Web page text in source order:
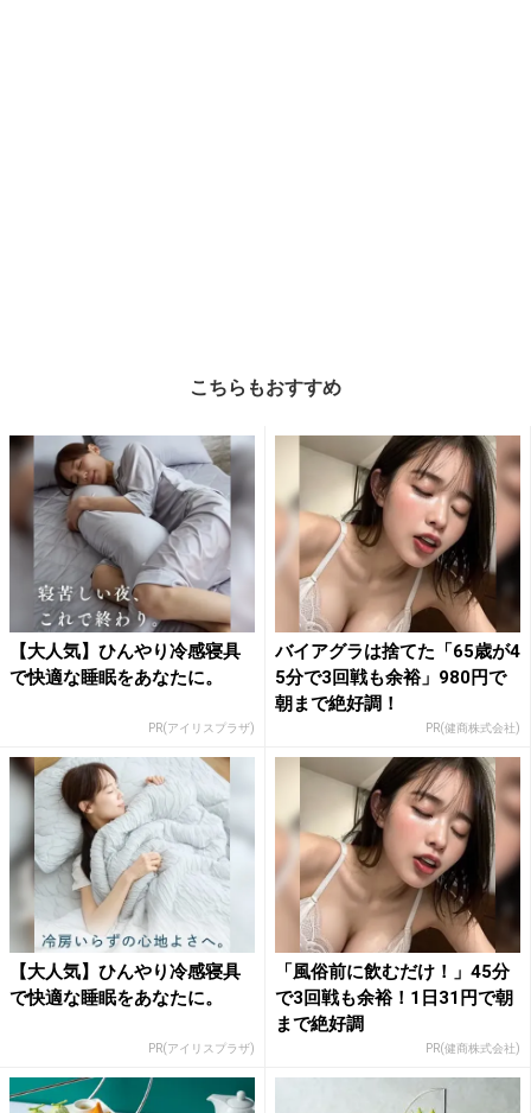
こちらもおすすめ
【大人気】ひんやり冷感寝具
で快適な睡眠をあなたに。
PR(アイリスプラザ)
バイアグラは捨てた「65歳が4
5分で3回戦も余裕」980円で
朝まで絶好調！
PR(健商株式会社)
【大人気】ひんやり冷感寝具
で快適な睡眠をあなたに。
PR(アイリスプラザ)
「風俗前に飲むだけ！」45分
で3回戦も余裕！1日31円で朝
まで絶好調
PR(健商株式会社)